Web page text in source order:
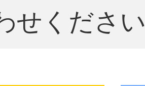
せください